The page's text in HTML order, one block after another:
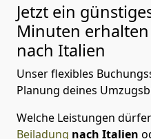
Jetzt ein
Minuten
nach Italien
Unser flexibles
Planung deines
Welche Leistungen
Beiladung nach Italien